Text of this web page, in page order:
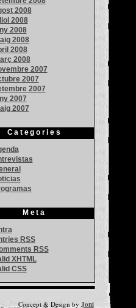
2008
2008
2008
2008
2008
2008
2007
2007
2007
2007
2007
Categories
Meta
RSS
RSS
XHTML
CSS
Concept & Design byJoni